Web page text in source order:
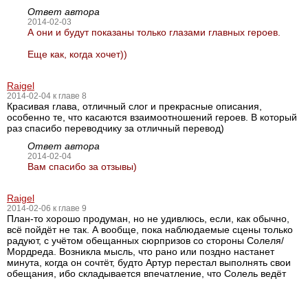
Ответ автора
2014-02-03
А они и будут показаны только глазами главных героев.
Еще как, когда хочет))
Raigel
2014-02-04 к главе 8
Красивая глава, отличный слог и прекрасные описания,
особенно те, что касаются взаимоотношений героев. В который
раз спасибо переводчику за отличный перевод)
Ответ автора
2014-02-04
Вам спасибо за отзывы)
Raigel
2014-02-06 к главе 9
План-то хорошо продуман, но не удивлюсь, если, как обычно,
всё пойдёт не так. А вообще, пока наблюдаемые сцены только
радуют, с учётом обещанных сюрпризов со стороны Солеля/
Мордреда. Возникла мысль, что рано или поздно настанет
минута, когда он сочтёт, будто Артур перестал выполнять свои
обещания, ибо складывается впечатление, что Солель ведёт